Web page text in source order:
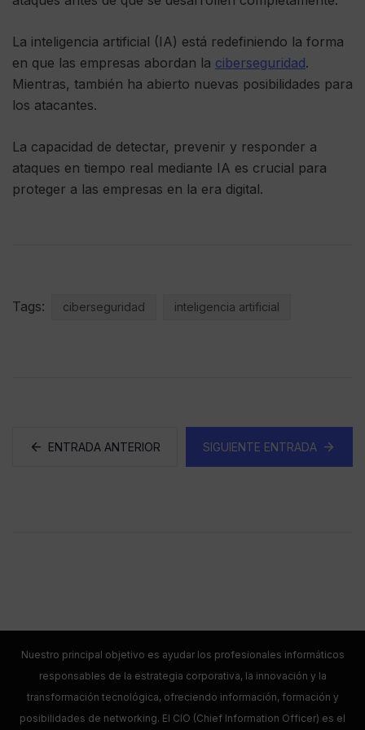
La inteligencia artificial (IA) está redefiniendo la forma
en que las empresas abordan la ciberseguridad.
Mientras, también ha abierto nuevas posibilidades para
los atacantes.
La capacidad de detectar, prevenir y responder a
ataques en tiempo real mediante IA es crucial para
proteger a las empresas en la era digital.
Tags: ciberseguridad inteligencia artificial
ENTRADA ANTERIOR SIGUIENTE ENTRADA
Nuestro principal objetivo es ayudar los profesionales informáticos
responsables de la estrategia corporativa, la innovación y la
transformación tecnológica, ofreciendo información, formación y
posibilidades de networking. El CIO (Chief Information Officer) es el